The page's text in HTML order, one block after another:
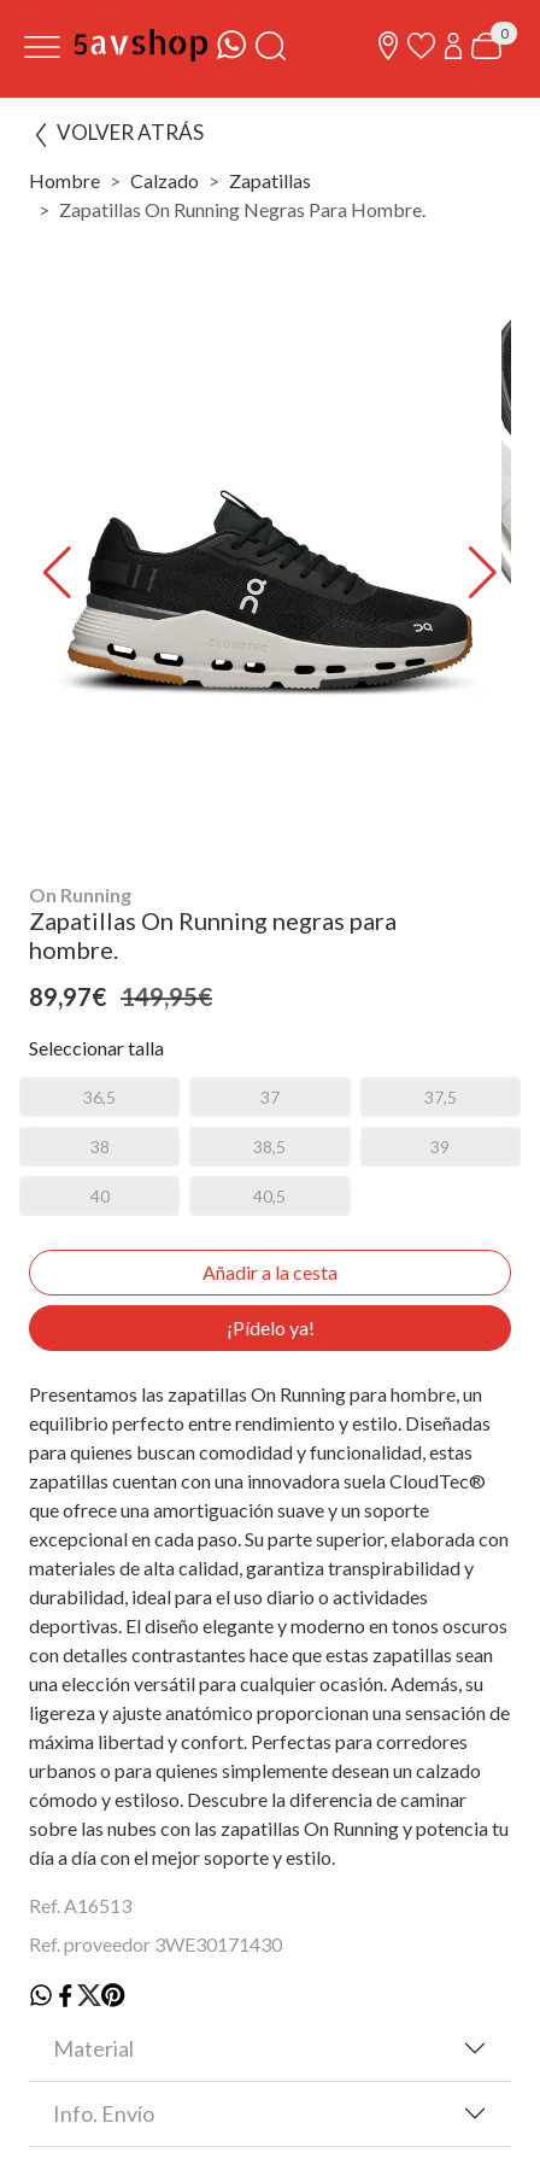
0
VOLVER ATRÁS
Hombre Calzado
Zapatillas
Zapatillas On Running Negras Para Hombre.
On Running
Zapatillas On Running negras para
hombre.
89,97€ 149,95€
Seleccionar talla
36,5 37 37,5
38 38,5 39
40 40,5
¡Pídelo ya!
Presentamos las zapatillas On Running para hombre, un
equilibrio perfecto entre rendimiento y estilo. Diseñadas
para quienes buscan comodidad y funcionalidad, estas
zapatillas cuentan con una innovadora suela CloudTec®
que ofrece una amortiguación suave y un soporte
excepcional en cada paso. Su parte superior, elaborada con
materiales de alta calidad, garantiza transpirabilidad y
durabilidad, ideal para el uso diario o actividades
deportivas. El diseño elegante y moderno en tonos oscuros
con detalles contrastantes hace que estas zapatillas sean
una elección versátil para cualquier ocasión. Además, su
ligereza y ajuste anatómico proporcionan una sensación de
máxima libertad y confort. Perfectas para corredores
urbanos o para quienes simplemente desean un calzado
cómodo y estiloso. Descubre la diferencia de caminar
sobre las nubes con las zapatillas On Running y potencia tu
día a día con el mejor soporte y estilo.
Ref. A16513
Ref. proveedor 3WE30171430
Material
Info. Envío